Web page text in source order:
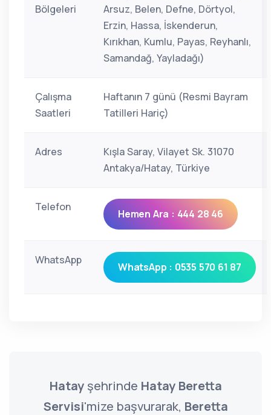
Bölgeleri
Arsuz, Belen, Defne, Dörtyol,
Erzin, Hassa, İskenderun,
Kırıkhan, Kumlu, Payas, Reyhanlı,
Samandağ, Yayladağı)
Çalışma
Saatleri
Haftanın 7 günü (Resmi Bayram
Tatilleri Hariç)
Adres
Kışla Saray, Vilayet Sk. 31070
Antakya/Hatay, Türkiye
Telefon
Hemen Ara : 444 28 46
WhatsApp
WhatsApp : 0535 570 61 87
Hatayşehrinde Hatay Beretta
Servisi'mize başvurarak, Beretta